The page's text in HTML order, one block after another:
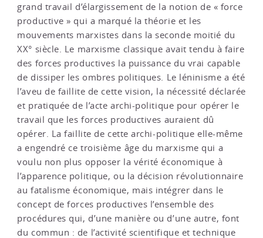
grand travail d’élargissement de la notion de « force
productive » qui a marqué la théorie et les
mouvements marxistes dans la seconde moitié du
XX° siècle. Le marxisme classique avait tendu à faire
des forces productives la puissance du vrai capable
de dissiper les ombres politiques. Le léninisme a été
l’aveu de faillite de cette vision, la nécessité déclarée
et pratiquée de l’acte archi-politique pour opérer le
travail que les forces productives auraient dû
opérer. La faillite de cette archi-politique elle-même
a engendré ce troisième âge du marxisme qui a
voulu non plus opposer la vérité économique à
l’apparence politique, ou la décision révolutionnaire
au fatalisme économique, mais intégrer dans le
concept de forces productives l’ensemble des
procédures qui, d’une manière ou d’une autre, font
du commun : de l’activité scientifique et technique